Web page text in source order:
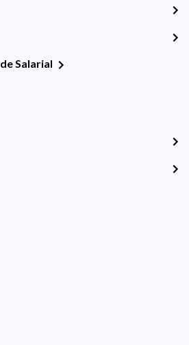
Salarial